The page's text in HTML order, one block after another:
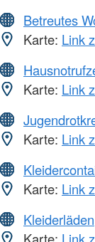
Betreutes
Karte: Link
Karte: Link
Karte: Link
Karte: Link
Kleiderläden